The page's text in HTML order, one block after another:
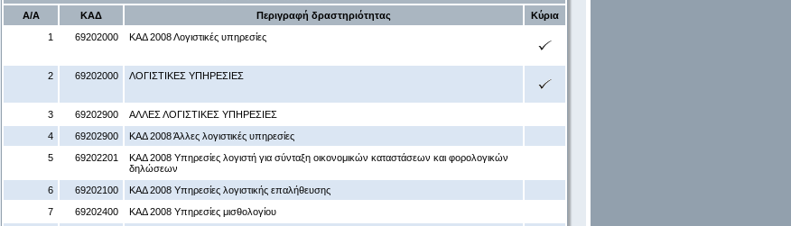
Α/Α
ΚΑΔ Περιγραφή δραστηριότητας
Κύρια
1
69202000 ΚΑΔ 2008 Λογιστικές υπηρεσίες
2 69202000 ΛΟΓΙΣΤΙΚΕΣ ΥΠΗΡΕΣΙΕΣ
3 69202900
ΑΛΛΕΣ ΛΟΓΙΣΤΙΚΕΣ ΥΠΗΡΕΣΙΕΣ
4
69202900
ΚΑΔ 2008 Άλλες λογιστικές υπηρεσίες
5
69202201
ΚΑΔ 2008 Υπηρεσίες λογιστή για σύνταξη οικονομικών καταστάσεων και φορολογικών
δηλώσεων
6
69202100
ΚΑΔ 2008 Υπηρεσίες λογιστικής επαλήθευσης
7
69202400
ΚΑΔ 2008 Υπηρεσίες μισθολογίου